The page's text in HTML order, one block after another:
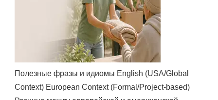
Полезные фразы и идиомы English (USA/Global
Context) European Context (Formal/Project-based)